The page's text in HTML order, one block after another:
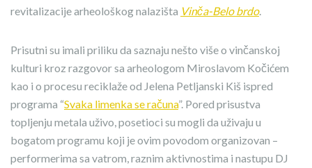
revitalizacije arheološkog nalazišta Vinča-Belo brdo.
Prisutni su imali priliku da saznaju nešto više o vinčanskoj
kulturi kroz razgovor sa arheologom Miroslavom Kočićem
kao i o procesu reciklaže od Jelena Petljanski Kiš ispred
programa “Svaka limenka se računa”. Pored prisustva
topljenju metala uživo, posetioci su mogli da uživaju u
bogatom programu koji je ovim povodom organizovan –
performerima sa vatrom, raznim aktivnostima i nastupu DJ